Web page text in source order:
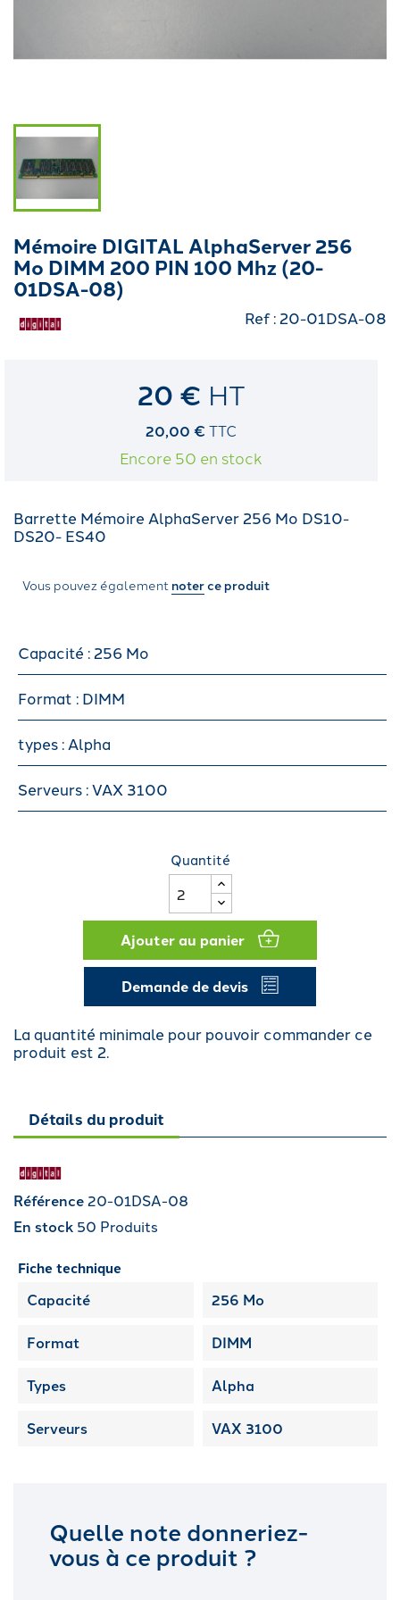
Mémoire DIGITAL AlphaServer 256
Mo DIMM 200 PIN 100 Mhz (20-
01DSA-08)
Ref : 20-01DSA-08
20 € HT
20,00 € TTC
Encore 50 en stock
Barrette Mémoire AlphaServer 256 Mo DS10-
DS20- ES40
Vous pouvez également noterce produit
Capacité : 256 Mo
Format : DIMM
types : Alpha
Serveurs : VAX 3100
Quantité
Ajouter au panier
Demande de devis
La quantité minimale pour pouvoir commander ce
produit est 2.
Détails du produit
Référence20-01DSA-08
En stock 50 Produits
Fiche technique
Capacité 256 Mo
Format DIMM
Types Alpha
Serveurs VAX 3100
Quelle note donneriez-
vous à ce produit ?